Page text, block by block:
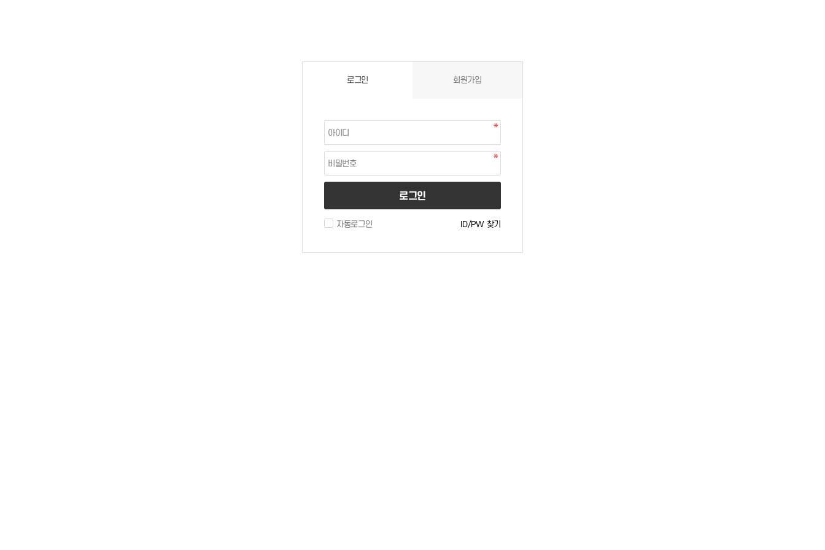
로그인 회원가입
로그인
자동로그인 ID/PW 찾기